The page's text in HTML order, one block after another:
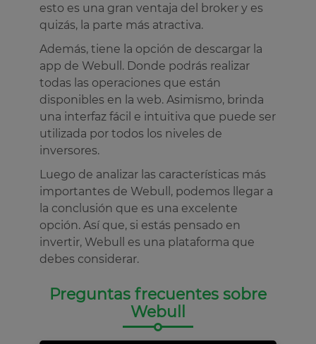
esto es una gran ventaja del broker y es
quizás, la parte más atractiva.
Además, tiene la opción de descargar la
app de Webull. Donde podrás realizar
todas las operaciones que están
disponibles en la web. Asimismo, brinda
una interfaz fácil e intuitiva que puede ser
utilizada por todos los niveles de
inversores.
Luego de analizar las características más
importantes de Webull, podemos llegar a
la conclusión que es una excelente
opción. Así que, si estás pensado en
invertir, Webull es una plataforma que
debes considerar.
Preguntas frecuentes sobre
Webull